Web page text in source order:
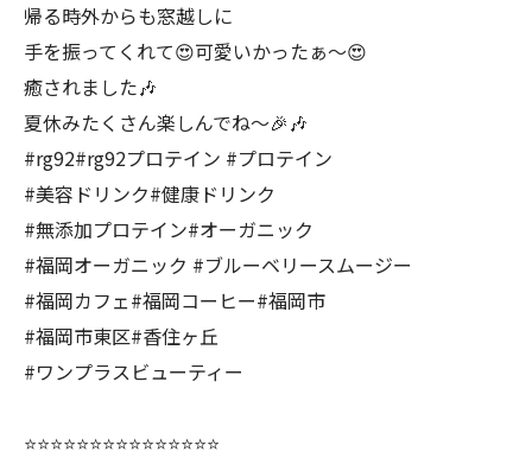
帰る時外からも窓越しに
手を振ってくれて😍可愛いかったぁ〜😍
癒されました🎶
夏休みたくさん楽しんでね〜🎉🎶
#rg92#rg92プロテイン #プロテイン
#美容ドリンク#健康ドリンク
#無添加プロテイン#オーガニック
#福岡オーガニック #ブルーベリースムージー
#福岡カフェ#福岡コーヒー#福岡市
#福岡市東区#香住ヶ丘
#ワンプラスビューティー
⭐️⭐️⭐️⭐️⭐️⭐️⭐️⭐️⭐️⭐️⭐️⭐️⭐️⭐️⭐️